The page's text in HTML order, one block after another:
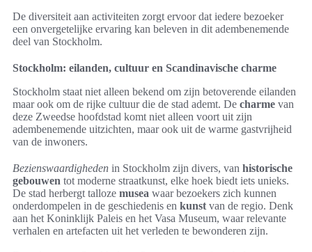
De diversiteit aan activiteiten zorgt ervoor dat iedere bezoeker
een onvergetelijke ervaring kan beleven in dit adembenemende
deel van Stockholm.
Stockholm: eilanden, cultuur en Scandinavische charme
Stockholm staat niet alleen bekend om zijn betoverende eilanden
maar ook om de rijke cultuur die de stad ademt. De charme van
deze Zweedse hoofdstad komt niet alleen voort uit zijn
adembenemende uitzichten, maar ook uit de warme gastvrijheid
van de inwoners.
Bezienswaardigheden in Stockholm zijn divers, van historische
gebouwen tot moderne straatkunst, elke hoek biedt iets unieks.
De stad herbergt talloze musea waar bezoekers zich kunnen
onderdompelen in de geschiedenis en kunst van de regio. Denk
aan het Koninklijk Paleis en het Vasa Museum, waar relevante
verhalen en artefacten uit het verleden te bewonderen zijn.